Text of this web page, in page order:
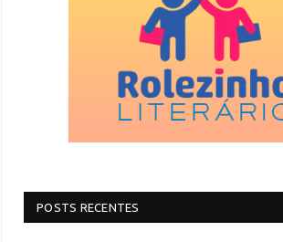
POSTS RECENTES